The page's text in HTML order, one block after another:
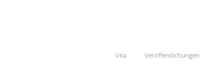
Vita Veröffentlichungen